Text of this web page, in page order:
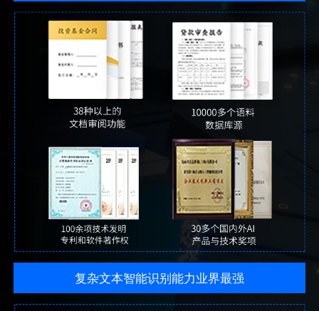
复杂文本智能识别能力业界最强